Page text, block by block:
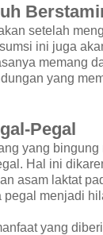
setelah
ini juga
memang
yang
Pegal
yang
Hal ini
asam laktat
pegal menjadi
yang